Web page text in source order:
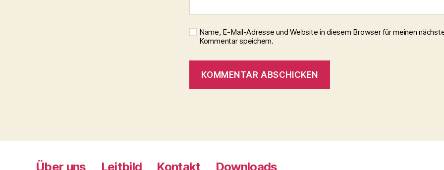
Name, E-Mail-Adresse und Website in diesem Browser für meinen
Kommentar speichern.
Über uns Leitbild Kontakt Downloads